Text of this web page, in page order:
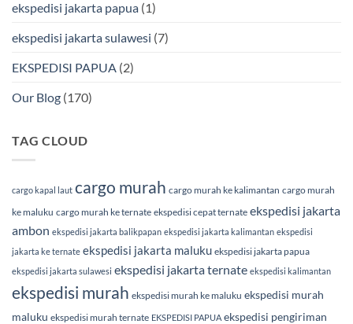
ekspedisi jakarta papua (1)
ekspedisi jakarta sulawesi (7)
EKSPEDISI PAPUA (2)
Our Blog (170)
TAG CLOUD
cargo kapal laut cargo murah cargo murah ke kalimantan cargo murah
ke maluku cargo murah ke ternate ekspedisi cepat ternate ekspedisi jakarta
ambon ekspedisi jakarta balikpapan ekspedisi jakarta kalimantan ekspedisi
jakarta ke ternate ekspedisi jakarta maluku ekspedisi jakarta papua
ekspedisi jakarta sulawesi ekspedisi jakarta ternate ekspedisi kalimantan
ekspedisi murah ekspedisi murah ke maluku ekspedisi murah
maluku ekspedisi murah ternate EKSPEDISI PAPUA ekspedisi pengiriman